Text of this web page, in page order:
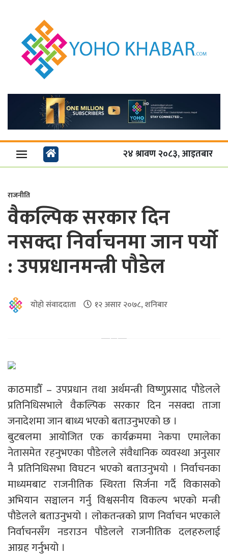
२४ श्रावण २०८३, आइतबार
राजनीति
वैकल्पिक सरकार दिन
नसक्दा निर्वाचनमा जान पर्याे
: उपप्रधानमन्त्री पौडेल
योहो संवाददाता १२ असार २०७८, शनिबार
काठमाडौँ – उपप्रधान तथा अर्थमन्त्री विष्णुप्रसाद पौडेलले
प्रतिनिधिसभाले वैकल्पिक सरकार दिन नसक्दा ताजा
जनादेशमा जान बाध्य भएको बताउनुभएको छ ।
बुटबलमा आयोजित एक कार्यक्रममा नेकपा एमालेका
नेतासमेत रहनुभएका पौडेलले संवैधानिक व्यवस्था अनुसार
नै प्रतिनिधिसभा विघटन भएको बताउनुभयो । निर्वाचनका
माध्यमबाट राजनीतिक स्थिरता सिर्जना गर्दै विकासको
अभियान सञ्चालन गर्नु विश्वसनीय विकल्प भएको मन्त्री
पौडेलले बताउनुभयो । लोकतन्त्रको प्राण निर्वाचन भएकाले
निर्वाचनसँग नडराउन पौडेलले राजनीतिक दलहरुलाई
आग्रह गर्नुभयो ।